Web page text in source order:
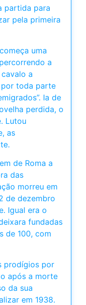
partida para
pela primeira
uma
a
a
por toda parte
Ia de
perdida, o
Lutou
as
de Roma a
das
morreu em
de dezembro
Igual era o
fundadas
de 100, com
prodígios por
após a morte
da sua
em 1938.